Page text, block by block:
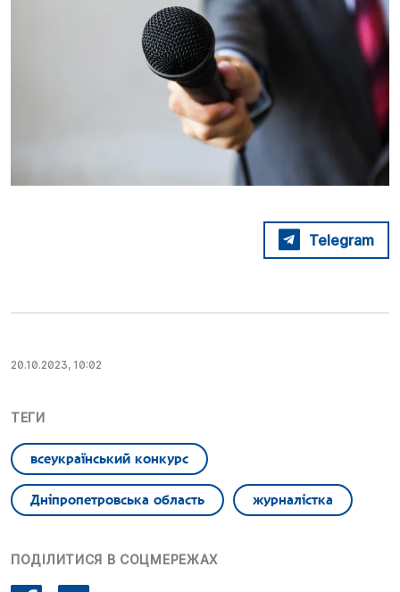
Telegram
20.10.2023, 10:02
ТЕГИ
всеукраїнський конкурс
Дніпропетровська область журналістка
ПОДІЛИТИСЯ В СОЦМЕРЕЖАХ